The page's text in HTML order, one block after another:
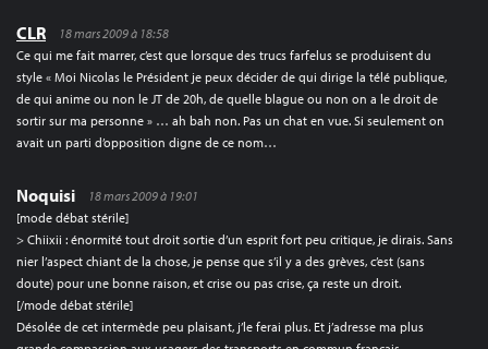
CLR
18 mars 2009 à 18:58
Ce qui me fait marrer, c’est que lorsque des trucs farfelus se produisent du
style « Moi Nicolas le Président je peux décider de qui dirige la télé publique,
de qui anime ou non le JT de 20h, de quelle blague ou non on a le droit de
sortir sur ma personne » … ah bah non. Pas un chat en vue. Si seulement on
avait un parti d’opposition digne de ce nom…
Noquisi
18 mars 2009 à 19:01
[mode débat stérile]
> Chiixii : énormité tout droit sortie d’un esprit fort peu critique, je dirais. Sans
nier l’aspect chiant de la chose, je pense que s’il y a des grèves, c’est (sans
doute) pour une bonne raison, et crise ou pas crise, ça reste un droit.
[/mode débat stérile]
Désolée de cet intermède peu plaisant, j’le ferai plus. Et j’adresse ma plus